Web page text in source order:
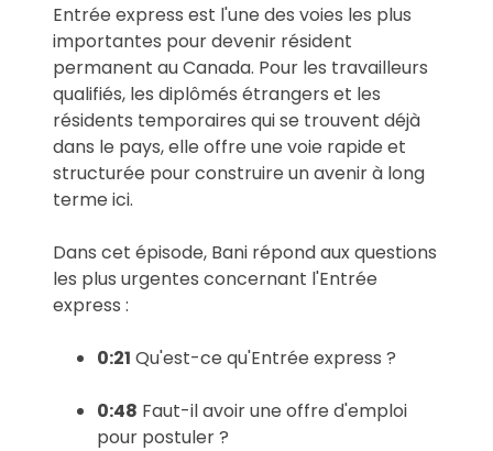
Entrée express est l'une des voies les plus
importantes pour devenir résident
permanent au Canada. Pour les travailleurs
qualifiés, les diplômés étrangers et les
résidents temporaires qui se trouvent déjà
dans le pays, elle offre une voie rapide et
structurée pour construire un avenir à long
terme ici.
Dans cet épisode, Bani répond aux questions
les plus urgentes concernant l'Entrée
express :
0:21 Qu'est-ce qu'Entrée express ?
0:48 Faut-il avoir une offre d'emploi
pour postuler ?